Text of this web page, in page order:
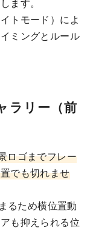
トモード）によ
ミングとルール
ラリー（前
ロゴまでフレー
でも切れませ
るため横位置動
も抑えられる位